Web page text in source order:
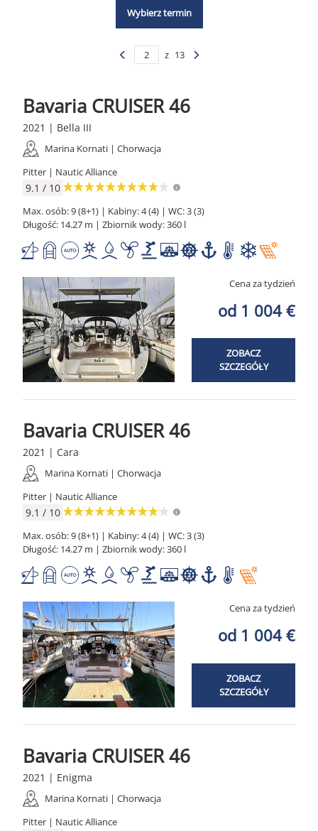
Wybierz termin
z 13
Bavaria CRUISER 46
2021 | Bella III
Marina Kornati | Chorwacja
Pitter | Nautic Alliance
9.1 / 10
Max. osób: 9 (8+1) | Kabiny: 4 (4) | WC: 3 (3)
Długość: 14.27 m | Zbiornik wody: 360 l
Cena za tydzień
od 1 004 €
ZOBACZ
SZCZEGÓŁY
Bavaria CRUISER 46
2021 | Cara
Marina Kornati | Chorwacja
Pitter | Nautic Alliance
9.1 / 10
Max. osób: 9 (8+1) | Kabiny: 4 (4) | WC: 3 (3)
Długość: 14.27 m | Zbiornik wody: 360 l
Cena za tydzień
od 1 004 €
ZOBACZ
SZCZEGÓŁY
Bavaria CRUISER 46
2021 | Enigma
Marina Kornati | Chorwacja
Pitter | Nautic Alliance